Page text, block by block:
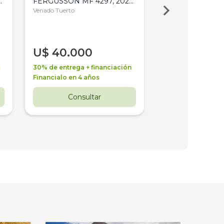
4WD, PATON
Venado Tuerto
U$ 40.000
30% de entrega + financiación
Financialo en 4 años
Consultar
Venado Tuerto